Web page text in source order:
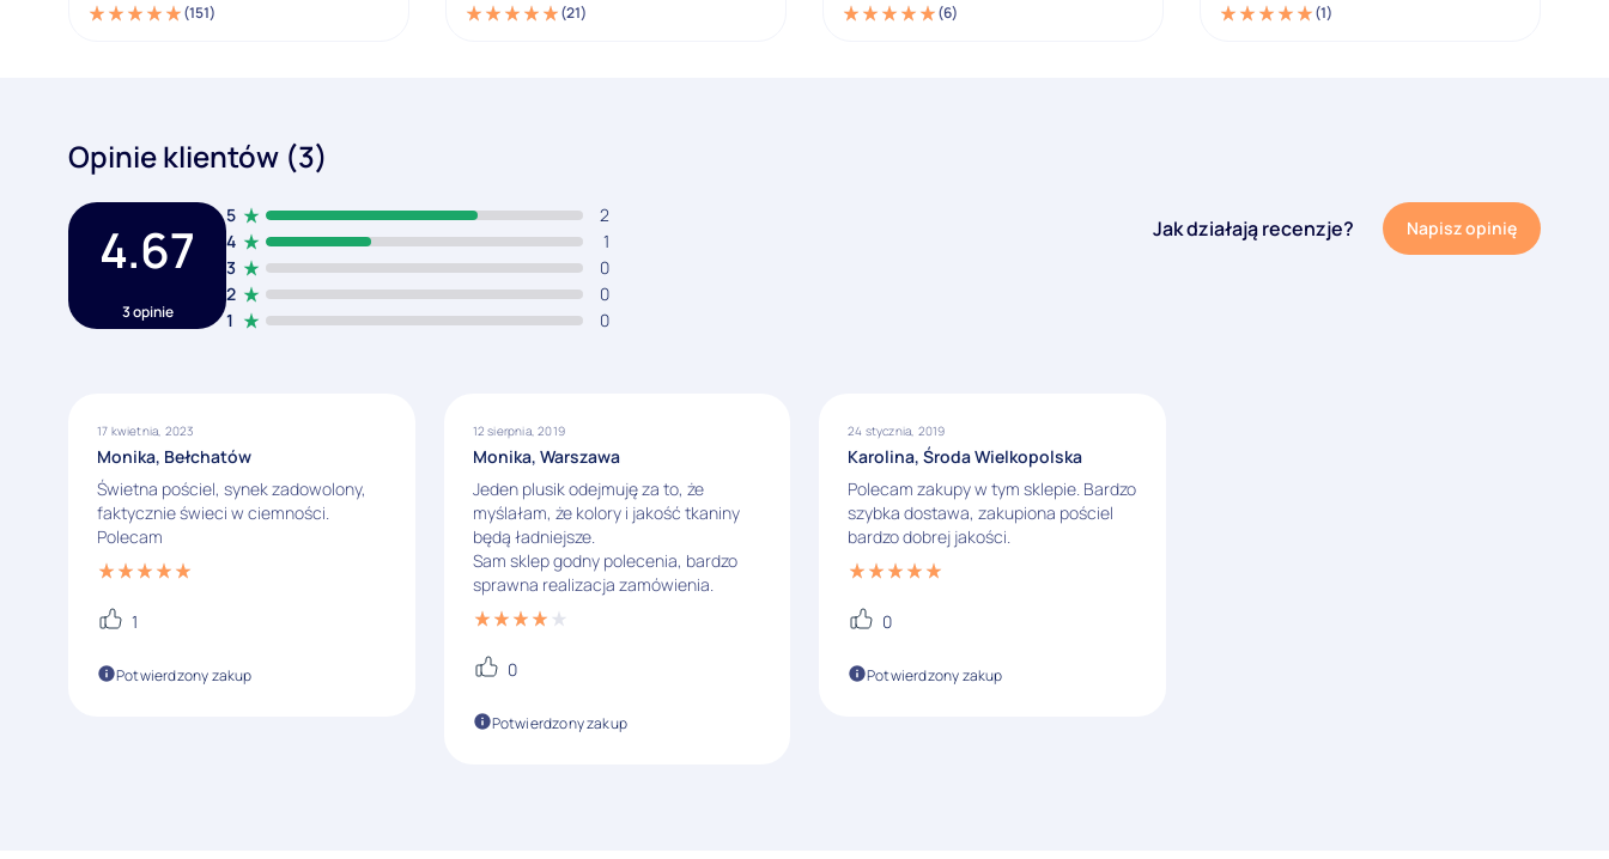
(151) (21) (6) (1)
Opinie klientów (3)
4.67
3 opinie 1 0
2 0
3 0
4 1
5 2
Jak działają recenzje? Napisz opinię
17 kwietnia, 2023
Monika, Bełchatów
Świetna pościel, synek zadowolony,
faktycznie świeci w ciemności.
Polecam
1
Potwierdzony zakup
12 sierpnia, 2019
Monika, Warszawa
Jeden plusik odejmuję za to, że
myślałam, że kolory i jakość tkaniny
będą ładniejsze.
Sam sklep godny polecenia, bardzo
sprawna realizacja zamówienia.
0
Potwierdzony zakup
24 stycznia, 2019
Karolina, Środa Wielkopolska
Polecam zakupy w tym sklepie. Bardzo
szybka dostawa, zakupiona pościel
bardzo dobrej jakości.
0
Potwierdzony zakup